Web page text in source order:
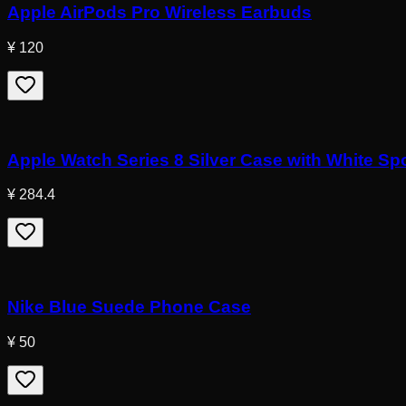
Apple AirPods Pro Wireless Earbuds
¥ 120
Apple Watch Series 8 Silver Case with White
¥ 284.4
Nike Blue Suede Phone Case
¥ 50